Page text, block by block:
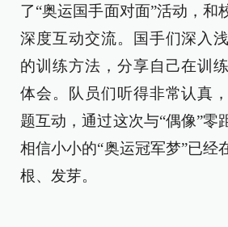
了“奥运国手面对面”活动，和
深度互动交流。国手们深入
的训练方法，分享自己在训
体会。队员们听得非常认真
题互动，通过这次与“偶像”零
相信小小的“奥运冠军梦”已经
根、发芽。